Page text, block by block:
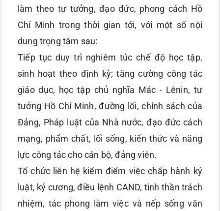
làm theo tư tưởng, đạo đức, phong cách Hồ
Chí Minh trong thời gian tới, với một số nội
dung trọng tâm sau:
Tiếp tục duy trì nghiêm túc chế độ học tập,
sinh hoạt theo định kỳ; tăng cường công tác
giáo dục, học tập chủ nghĩa Mác - Lênin, tư
tưởng Hồ Chí Minh, đường lối, chính sách của
Đảng, Pháp luật của Nhà nước, đạo đức cách
mạng, phẩm chất, lối sống, kiến thức và năng
lực công tác cho cán bộ, đảng viên.
Tổ chức liên hệ kiểm điểm việc chấp hành kỷ
luật, kỷ cương, điều lệnh CAND, tinh thần trách
nhiệm, tác phong làm việc và nếp sống văn